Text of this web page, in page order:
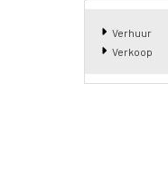
Verhuur
Verkoop